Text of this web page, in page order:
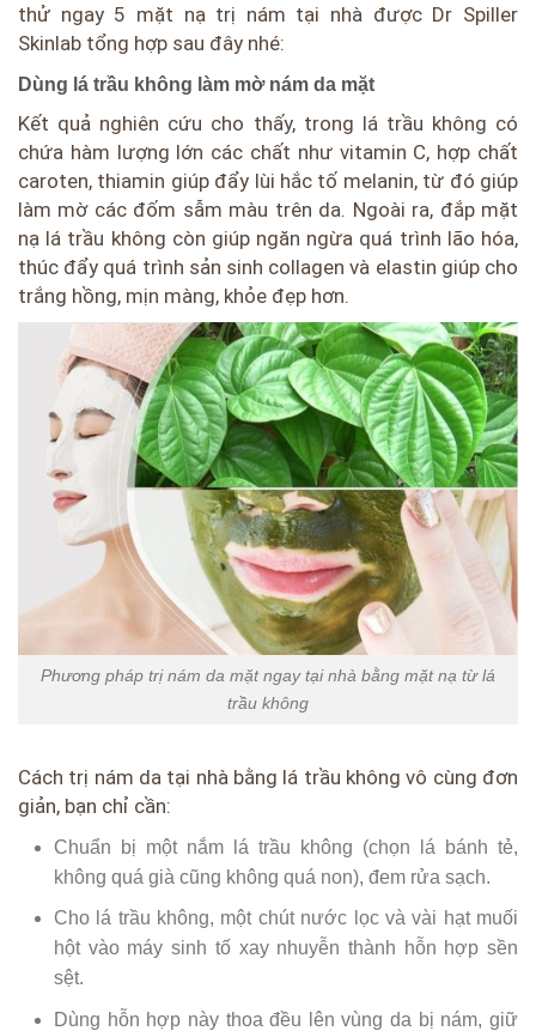
thử ngay 5 mặt nạ trị nám tại nhà được Dr Spiller
Skinlab tổng hợp sau đây nhé:
Dùng lá trầu không làm mờ nám da mặt
Kết quả nghiên cứu cho thấy, trong lá trầu không có
chứa hàm lượng lớn các chất như vitamin C, hợp chất
caroten, thiamin giúp đẩy lùi hắc tố melanin, từ đó giúp
làm mờ các đốm sẫm màu trên da. Ngoài ra, đắp mặt
nạ lá trầu không còn giúp ngăn ngừa quá trình lão hóa,
thúc đẩy quá trình sản sinh collagen và elastin giúp cho
trắng hồng, mịn màng, khỏe đẹp hơn.
Phương pháp trị nám da mặt ngay tại nhà bằng mặt nạ từ lá
trầu không
Cách trị nám da tại nhà bằng lá trầu không vô cùng đơn
giản, bạn chỉ cần:
Chuẩn bị một nắm lá trầu không (chọn lá bánh tẻ,
không quá già cũng không quá non), đem rửa sạch.
Cho lá trầu không, một chút nước lọc và vài hạt muối
hột vào máy sinh tố xay nhuyễn thành hỗn hợp sền
sệt.
Dùng hỗn hợp này thoa đều lên vùng da bị nám, giữ